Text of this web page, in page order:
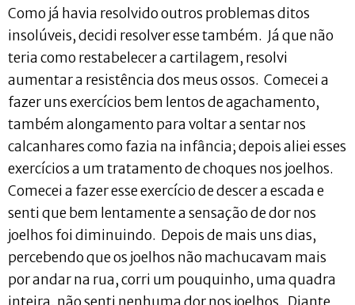
Como já havia resolvido outros problemas ditos
insolúveis, decidi resolver esse também. Já que não
teria como restabelecer a cartilagem, resolvi
aumentar a resistência dos meus ossos. Comecei a
fazer uns exercícios bem lentos de agachamento,
também alongamento para voltar a sentar nos
calcanhares como fazia na infância; depois aliei esses
exercícios a um tratamento de choques nos joelhos.
Comecei a fazer esse exercício de descer a escada e
senti que bem lentamente a sensação de dor nos
joelhos foi diminuindo. Depois de mais uns dias,
percebendo que os joelhos não machucavam mais
por andar na rua, corri um pouquinho, uma quadra